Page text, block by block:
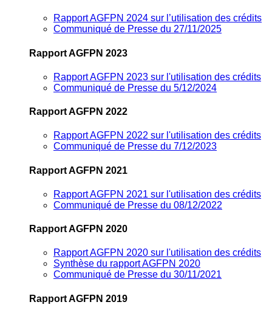
Rapport AGFPN 2024 sur l’utilisation des crédits
Communiqué de Presse du 27/11/2025
Rapport AGFPN 2023
Rapport AGFPN 2023 sur l'utilisation des crédits
Communiqué de Presse du 5/12/2024
Rapport AGFPN 2022
Rapport AGFPN 2022 sur l'utilisation des crédits
Communiqué de Presse du 7/12/2023
Rapport AGFPN 2021
Rapport AGFPN 2021 sur l'utilisation des crédits
Communiqué de Presse du 08/12/2022
Rapport AGFPN 2020
Rapport AGFPN 2020 sur l'utilisation des crédits
Synthèse du rapport AGFPN 2020
Communiqué de Presse du 30/11/2021
Rapport AGFPN 2019